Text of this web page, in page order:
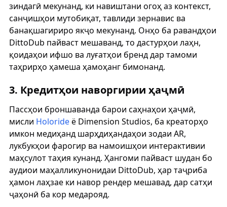
зиндагӣ мекунанд, ки навиштани огоҳ аз контекст,
санҷишҳои мутобиқат, тавлиди зернавис ва
банақшагириро якҷо мекунанд. Онҳо ба равандҳои
DittoDub пайваст мешаванд, то дастурҳои лаҳн,
қоидаҳои ифшо ва луғатҳои бренд дар тамоми
таҳрирҳо ҳамеша ҳамоҳанг бимонанд.
3. Кредитҳои наворгирии ҳаҷмӣ
Пассҳои броншаванда барои саҳнаҳои ҳаҷмӣ,
мисли Holorideё Dimension Studios, ба креаторҳо
имкон медиҳанд шарҳдиҳандаҳои зодаи AR,
лукбукҳои фарогир ва намоишҳои интерактивии
маҳсулот таҳия кунанд. Ҳангоми пайваст шудан бо
аудиои маҳалликунонидаи DittoDub, ҳар таҷриба
ҳамон лаҳзае ки навор рендер мешавад, дар сатҳи
ҷаҳонӣ ба кор медарояд.